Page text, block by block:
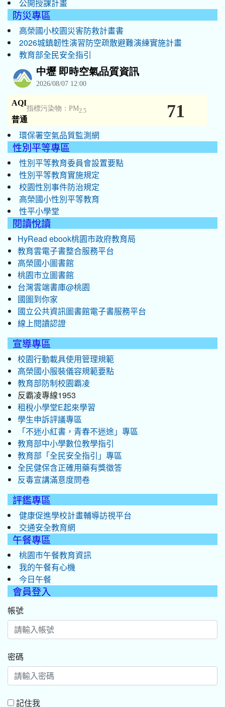
公開授課計畫
防災專區
高榮國小校園災害防救計畫書
2026城鎮韌性演習防空疏散避難演練實施計畫
教育部全民安全指引
環保署空氣品質監測網
性別平等專區
性別平等教育委員會設置要點
性別平等教育實施規定
校園性別事件防治規定
高榮國小性別平等教育
性平小學堂
閱讀悅讀
HyRead ebook桃園市政府教育局
教育雲電子書整合服務平台
高榮國小圖書館
桃園市立圖書館
台灣雲端書庫@桃園
國圖到你家
國立公共資訊圖書館電子書服務平台
線上閱讀認證
宣導專區
校園行動載具使用管理規範
高榮國小服裝儀容規範要點
教育部防制校園霸凌
反霸凌專線1953
租稅小學堂E起來學習
學生申訴評議專區
「不迷小紅書，青春不迷途」專區
教育部中小學數位教學指引
教育部「全民安全指引」專區
全民健保含正確用藥有獎徵答
反毒宣講滿意度問卷
評鑑專區
健康促進學校計畫輔導訪視平台
交通安全教育網
午餐專區
桃園市午餐教育資訊
我的午餐有心機
今日午餐
會員登入
帳號
密碼
記住我